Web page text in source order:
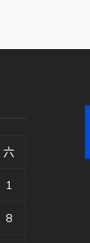
六
1
8